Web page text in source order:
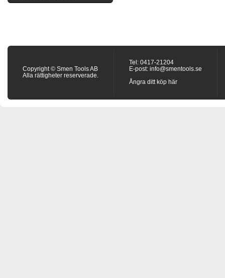
Copyright © Smen Tools AB
Alla rättigheter reserverade.
Tel: 0417-21204
E-post: info@smentools.se
Ångra ditt köp här